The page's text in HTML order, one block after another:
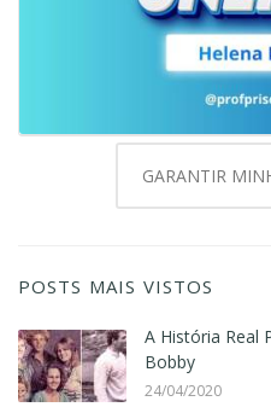
GARANTIR
POSTS MAIS VISTOS
A História Real
Bobby
24/04/2020